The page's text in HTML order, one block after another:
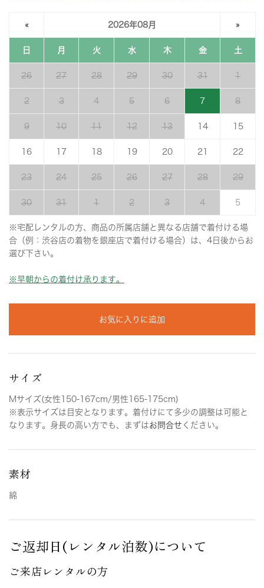
« 2026年08月 »
日 月 火 水 木 金 土
26 27 28 29 30 31 1
2 3 4 5 6 7 8
9 10 11 12 13 14 15
16 17 18 19 20 21 22
23 24 25 26 27 28 29
30 31 1 2 3 4 5
※宅配レンタルの方、商品の所属店舗と異なる店舗で着付ける場
合（例：渋谷店の着物を銀座店で着付ける場合）は、4日後からお
選び下さい。
※早朝からの着付け承ります。
お気に入りに追加
サイズ
Mサイズ(女性150-167cm/男性165-175cm)
※表示サイズは目安となります。着付けにて多少の調整は可能と
なります。身長の高い方でも、まずはお問合せ ください。
素材
綿
ご返却日(レンタル泊数)について
ご来店レンタルの方